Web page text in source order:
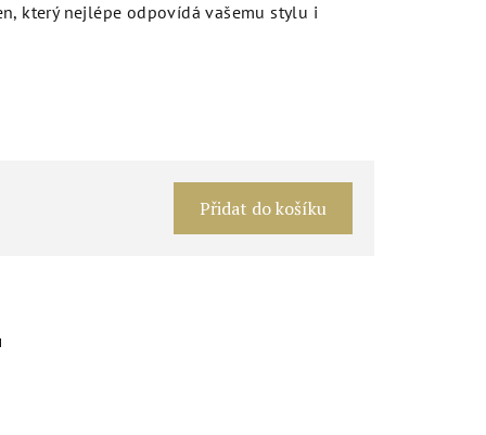
který nejlépe odpovídá vašemu stylu i
Přidat do košíku